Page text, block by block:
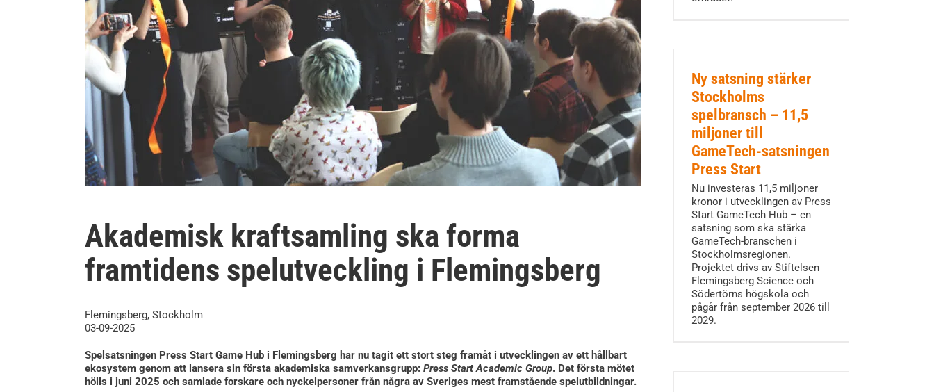
Akademisk kraftsamling ska forma
framtidens spelutveckling i Flemingsberg
Flemingsberg, Stockholm
03-09-2025
Spelsatsningen Press Start Game Hub i Flemingsberg har nu tagit ett stort steg framåt i utvecklingen av ett hållbart
ekosystem genom att lansera sin första akademiska samverkansgrupp: Press Start Academic Group. Det första mötet
hölls i juni 2025 och samlade forskare och nyckelpersoner från några av Sveriges mest framstående spelutbildningar.
Ny satsning stärker
Stockholms
spelbransch – 11,5
miljoner till
GameTech-satsningen
Press Start
Nu investeras 11,5 miljoner
kronor i utvecklingen av Press
Start GameTech Hub – en
satsning som ska stärka
GameTech-branschen i
Stockholmsregionen.
Projektet drivs av Stiftelsen
Flemingsberg Science och
Södertörns högskola och
pågår från september 2026 till
2029.